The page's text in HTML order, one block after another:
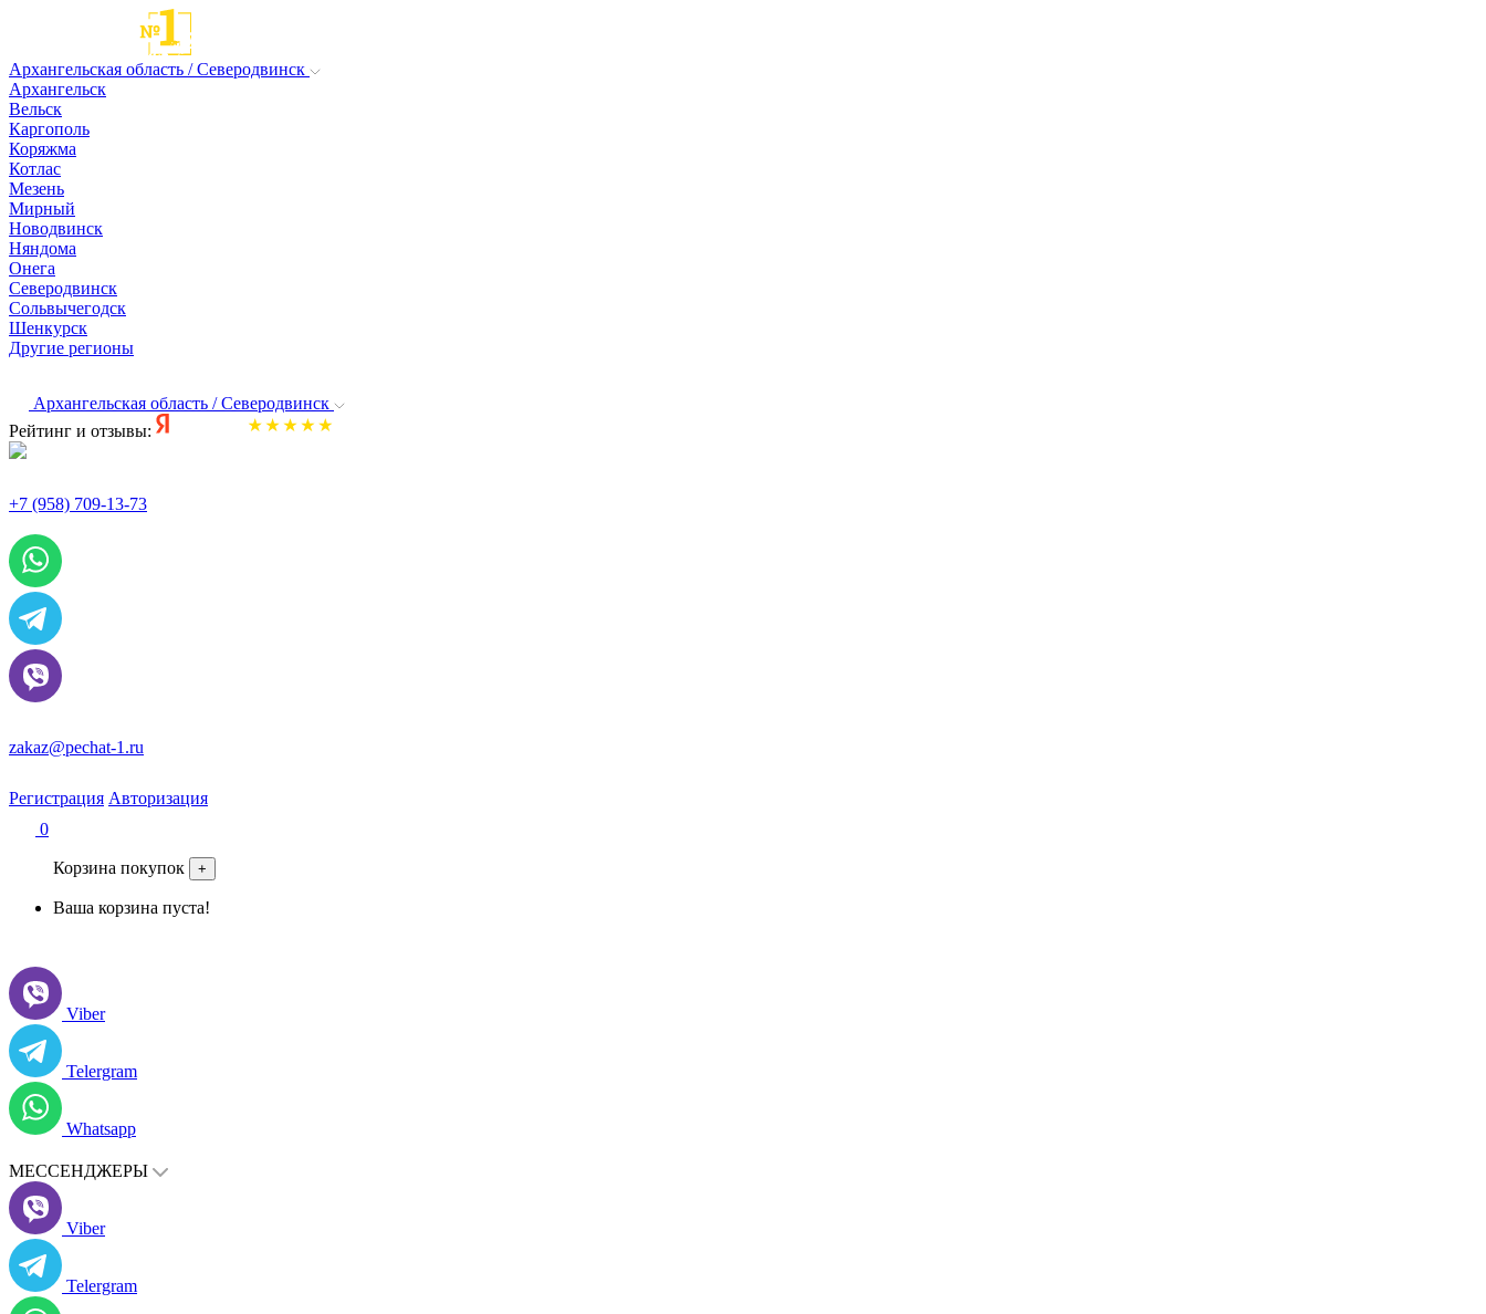
Архангельская область / Северодвинск
Архангельск
Вельск
Каргополь
Коряжма
Котлас
Мезень
Мирный
Новодвинск
Няндома
Онега
Северодвинск
Сольвычегодск
Шенкурск
Другие регионы
Архангельская область / Северодвинск
Рейтинг и отзывы:
+7 (958) 709-13-73
zakaz@pechat-1.ru
Регистрация Авторизация
0
Корзина покупок +
Ваша корзина пуста!
Viber
Telergram
Whatsapp
МЕССЕНДЖЕРЫ
Viber
Telergram